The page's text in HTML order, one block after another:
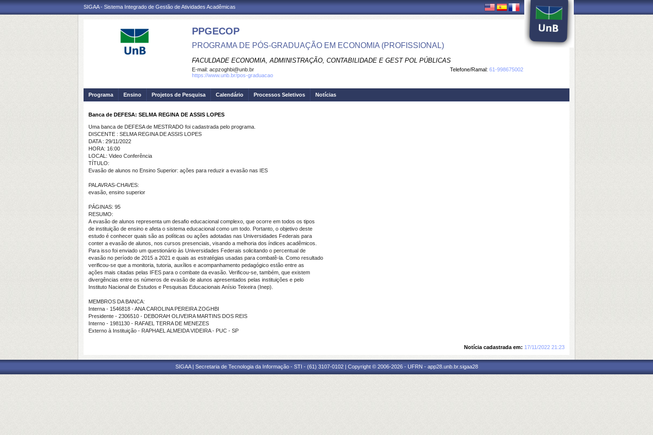
SIGAA - Sistema Integrado de Gestão de Atividades Acadêmicas
PPGECOP
PROGRAMA DE PÓS-GRADUAÇÃO EM ECONOMIA (PROFISSIONAL)
FACULDADE ECONOMIA, ADMINISTRAÇÃO, CONTABILIDADE E GEST POL PÚBLICAS
Telefone/Ramal: 61-998675002
E-mail: acpzoghbi@unb.br
https://www.unb.br/pos-graduacao
Programa Ensino Projetos de Pesquisa Calendário Processos Seletivos Notícias
Banca de DEFESA: SELMA REGINA DE ASSIS LOPES
Uma banca de DEFESA de MESTRADO foi cadastrada pelo programa.
DISCENTE : SELMA REGINA DE ASSIS LOPES
DATA : 29/11/2022
HORA: 16:00
LOCAL: Video Conferência
TÍTULO:
Evasão de alunos no Ensino Superior: ações para reduzir a evasão nas IES
PALAVRAS-CHAVES:
evasão, ensino superior
PÁGINAS: 95
RESUMO:
A evasão de alunos representa um desafio educacional complexo, que ocorre em todos os tipos
de instituição de ensino e afeta o sistema educacional como um todo. Portanto, o objetivo deste
estudo é conhecer quais são as políticas ou ações adotadas nas Universidades Federais para
conter a evasão de alunos, nos cursos presenciais, visando a melhoria dos índices acadêmicos.
Para isso foi enviado um questionário às Universidades Federais solicitando o percentual de
evasão no período de 2015 a 2021 e quais as estratégias usadas para combatê-la. Como resultado
verificou-se que a monitoria, tutoria, auxílios e acompanhamento pedagógico estão entre as
ações mais citadas pelas IFES para o combate da evasão. Verificou-se, também, que existem
divergências entre os números de evasão de alunos apresentados pelas instituições e pelo
Instituto Nacional de Estudos e Pesquisas Educacionais Anísio Teixeira (Inep).
MEMBROS DA BANCA:
Interna - 1546818 - ANA CAROLINA PEREIRA ZOGHBI
Presidente - 2306510 - DEBORAH OLIVEIRA MARTINS DOS REIS
Interno - 1981130 - RAFAEL TERRA DE MENEZES
Externo à Instituição - RAPHAEL ALMEIDA VIDEIRA - PUC - SP
Notícia cadastrada em: 17/11/2022 21:23
SIGAA | Secretaria de Tecnologia da Informação - STI - (61) 3107-0102 | Copyright © 2006-2026 - UFRN - app28.unb.br.sigaa28